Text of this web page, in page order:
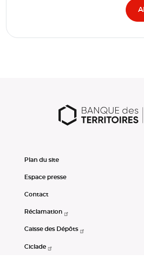
Plan du site
Espace presse
Contact
Réclamation
Caisse des Dépôts
Ciclade